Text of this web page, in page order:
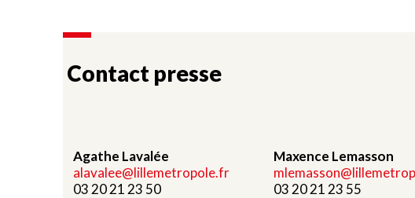
Contact presse
Agathe Lavalée
alavalee@lillemetropole.fr
03 20 21 23 50
Maxence Lemasson
03 20 21 23 55